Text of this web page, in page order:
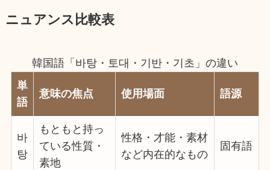
ニュアンス比較表
韓国語「바탕・토대・기반・기초」の違い
単
語
意味の焦点 使用場面 語源
바
탕
もともと持っ
ている性質・
素地
性格・才能・素材
など内在的なもの
固有語